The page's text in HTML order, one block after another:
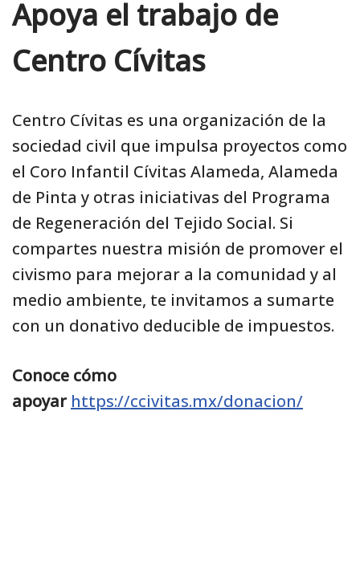
Apoya el trabajo de
Centro Cívitas
Centro Cívitas es una organización de la
sociedad civil que impulsa proyectos como
el Coro Infantil Cívitas Alameda, Alameda
de Pinta y otras iniciativas del Programa
de Regeneración del Tejido Social. Si
compartes nuestra misión de promover el
civismo para mejorar a la comunidad y al
medio ambiente, te invitamos a sumarte
con un donativo deducible de impuestos.
Conoce cómo
apoyar https://ccivitas.mx/donacion/